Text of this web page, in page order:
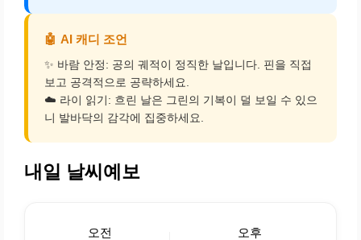
🤖 AI 캐디 조언
✨ 바람 안정: 공의 궤적이 정직한 날입니다. 핀을 직접
보고 공격적으로 공략하세요.
☁️ 라이 읽기: 흐린 날은 그린의 기복이 덜 보일 수 있으
니 발바닥의 감각에 집중하세요.
내일 날씨예보
오전
오후